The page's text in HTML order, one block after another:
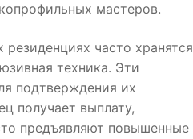
мастеров.
часто хранятся
техника. Эти
подтверждения их
получает выплату,
предъявляют повышенные